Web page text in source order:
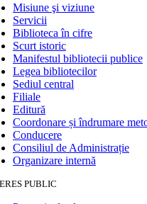
Misiune şi viziune
Servicii
Biblioteca în cifre
Scurt istoric
Manifestul bibliotecii publice
Legea bibliotecilor
Sediul central
Filiale
Editură
Coordonare și îndrumare
Conducere
Consiliul de Administrație
Organizare internă
PUBLIC